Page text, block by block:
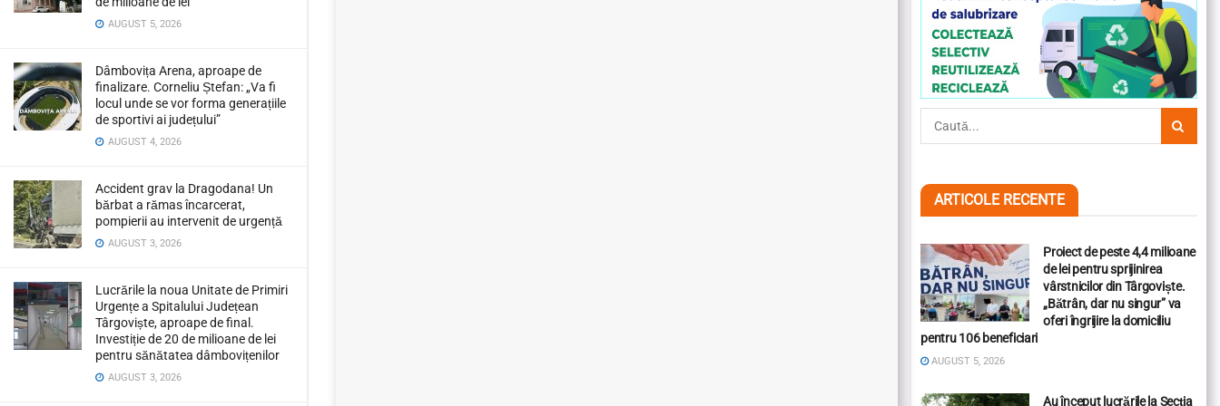
AUGUST 5, 2026
Dâmbovița Arena, aproape de
finalizare. Corneliu Ștefan: „Va fi
locul unde se vor forma generațiile
de sportivi ai județului”
AUGUST 4, 2026
Accident grav la Dragodana! Un
bărbat a rămas încarcerat,
pompierii au intervenit de urgență
AUGUST 3, 2026
Lucrările la noua Unitate de Primiri
Urgențe a Spitalului Județean
Târgoviște, aproape de final.
Investiție de 20 de milioane de lei
pentru sănătatea dâmbovițenilor
AUGUST 3, 2026
ARTICOLE RECENTE
Proiect de peste 4,4 milioane
de lei pentru sprijinirea
vârstnicilor din Târgoviște.
„Bătrân, dar nu singur” va
oferi îngrijire la domiciliu
pentru 106 beneficiari
AUGUST 5, 2026
Au început lucrările la Secția